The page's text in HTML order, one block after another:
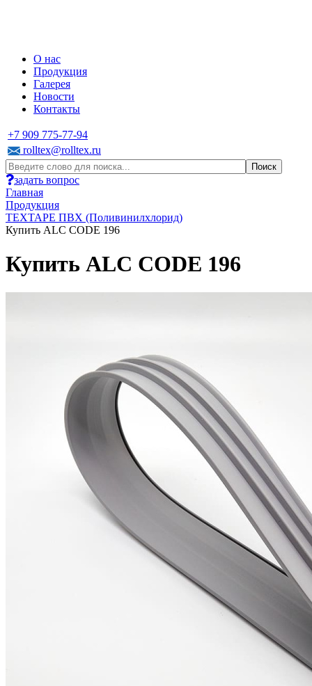
О нас
Продукция
Галерея
Новости
Контакты
+7 909 775-77-94
rolltex@rolltex.ru
задать вопрос
Главная
Продукция
TEXTAPE ПВХ (Поливинилхлорид)
Купить ALC CODE 196
Купить ALC CODE 196